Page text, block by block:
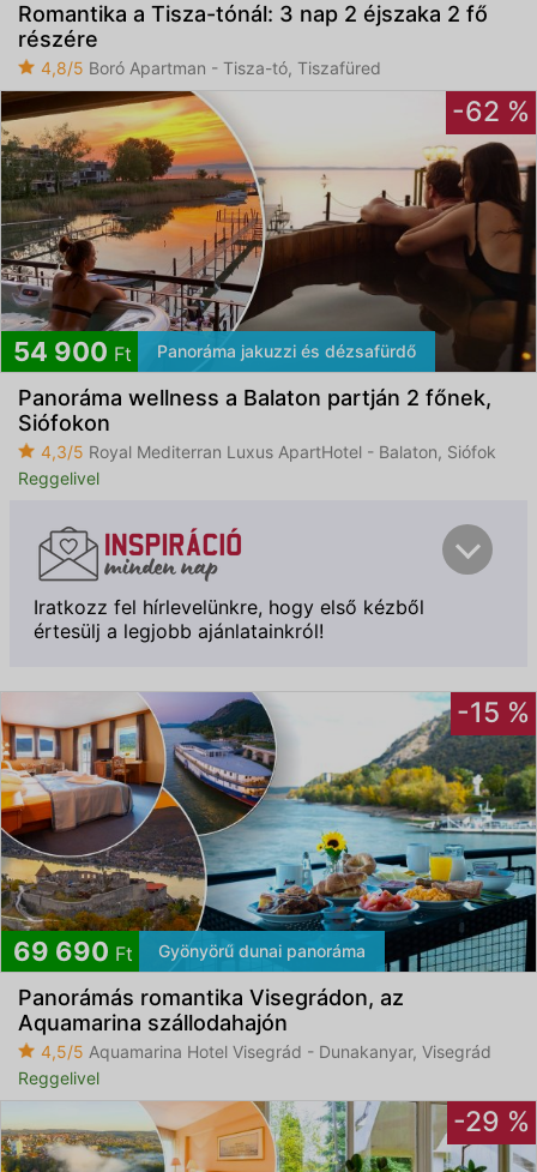
Romantika a Tisza-tónál: 3 nap 2 éjszaka 2 fő
részére
4,8/5 Boró Apartman - Tisza-tó, Tiszafüred
-62 %
54 900 Ft Panoráma jakuzzi és dézsafürdő
Panoráma wellness a Balaton partján 2 főnek,
Siófokon
4,3/5 Royal Mediterran Luxus ApartHotel - Balaton, Siófok
Reggelivel
Iratkozz fel hírlevelünkre, hogy első kézből
értesülj a legjobb ajánlatainkról!
Feliratkozom
Elfogadom azÁSZF-et és azAdatvédelmi
tájékoztatót
-15 %
69 690 Ft Gyönyörű dunai panoráma
Panorámás romantika Visegrádon, az
Aquamarina szállodahajón
4,5/5 Aquamarina Hotel Visegrád - Dunakanyar, Visegrád
Reggelivel
-29 %